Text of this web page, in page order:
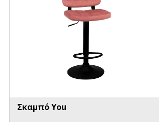
Σκαμπό You